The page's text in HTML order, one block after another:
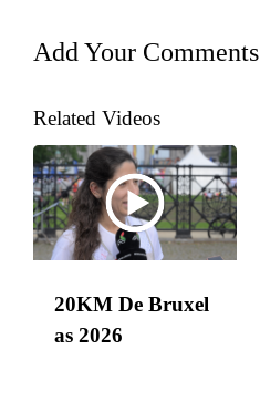
Add Your Comments
Related Videos
20KM De Bruxel
as 2026